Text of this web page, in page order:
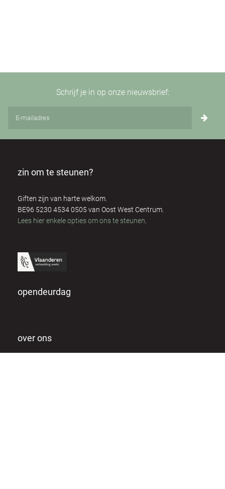
Schrijf je in op onze nieuwsbrief:
zin om te steunen?
Giften zijn van harte welkom.
BE96 5230 4534 0505 van Oost West Centrum.
Lees hier enkele opties om ons te steunen.
opendeurdag
over ons